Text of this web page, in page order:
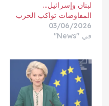
لبنان وإسرائيل…
المفاوضات تواكب الحرب
03/06/2026
في "News"